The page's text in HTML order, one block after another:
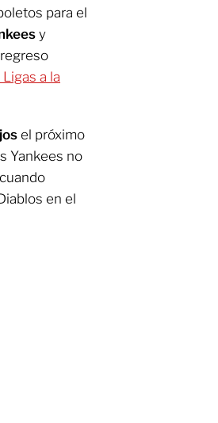
para el
y
a la
el próximo
Yankees no
en el